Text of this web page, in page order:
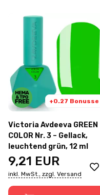
+0.27 Bonusse
Victoria Avdeeva GREEN
COLOR Nr. 3 – Gellack,
leuchtend grün, 12 ml
9,21 EUR
inkl. MwSt., zzgl. Versand